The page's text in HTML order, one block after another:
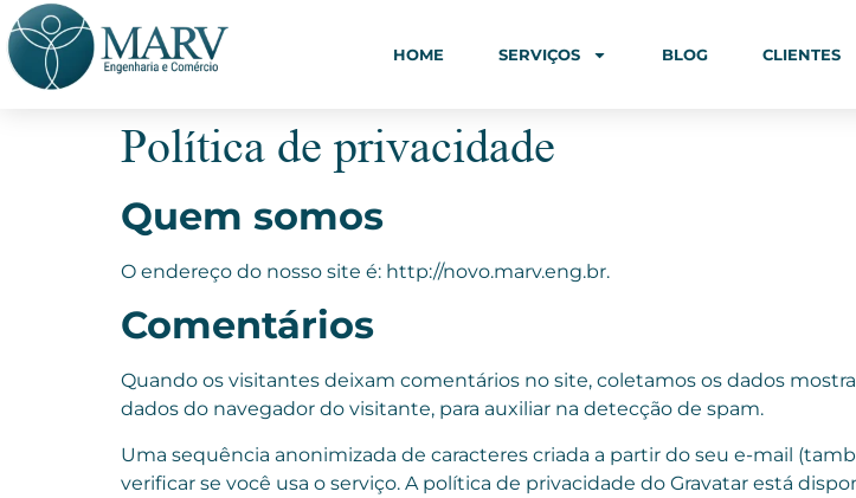
HOME SERVIÇOS BLOG CLIENTES
Política de privacidade
Quem somos
O endereço do nosso site é: http://novo.marv.eng.br.
Comentários
Quando os visitantes deixam comentários no site, coletamos os dados
dados do navegador do visitante, para auxiliar na detecção de spam.
Uma sequência anonimizada de caracteres criada a partir do seu e-mail
verificar se você usa o serviço. A política de privacidade do Gravatar está